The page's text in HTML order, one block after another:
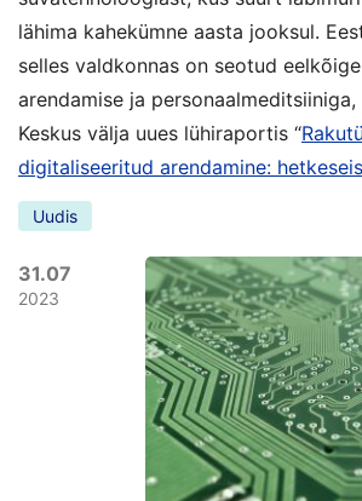
lähima kahekümne aasta jooksul.
selles valdkonnas on seotud
arendamise ja
Keskus välja uues lühiraportis “
digitaliseeritud arendamine:
Uudis
31.07
2023